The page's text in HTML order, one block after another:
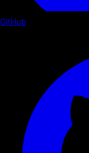
GitHub